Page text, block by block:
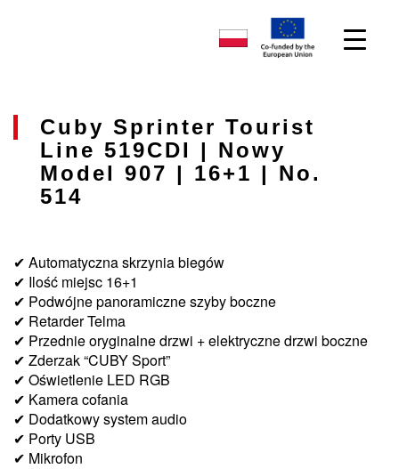
Cuby Sprinter Tourist
Line 519CDI | Nowy
Model 907 | 16+1 | No.
514
✔ Automatyczna skrzynia biegów
✔ Ilość miejsc 16+1
✔ Podwójne panoramiczne szyby boczne
✔ Retarder Telma
✔ Przednie oryginalne drzwi + elektryczne drzwi boczne
✔ Zderzak “CUBY Sport”
✔ Oświetlenie LED RGB
✔ Kamera cofania
✔ Dodatkowy system audio
✔ Porty USB
✔ Mikrofon